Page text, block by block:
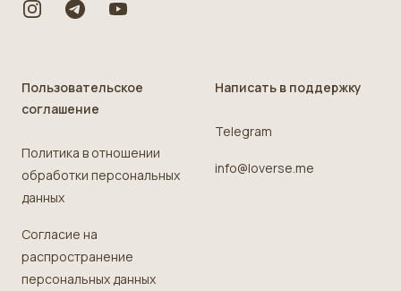
Пользовательское
соглашение
Политика в отношении
обработки персональных
данных
Согласие на
распространение
персональных данных
Написать в поддержку
Telegram
info@loverse.me